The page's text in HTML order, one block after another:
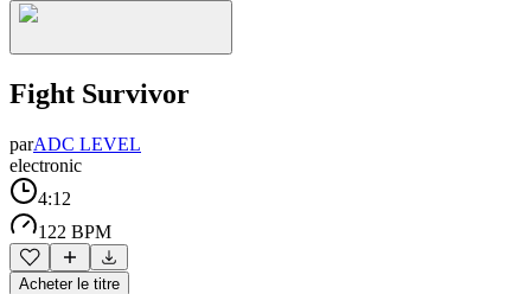
Fight Survivor
parADC LEVEL
electronic
4:12
122 BPM
Acheter le titre